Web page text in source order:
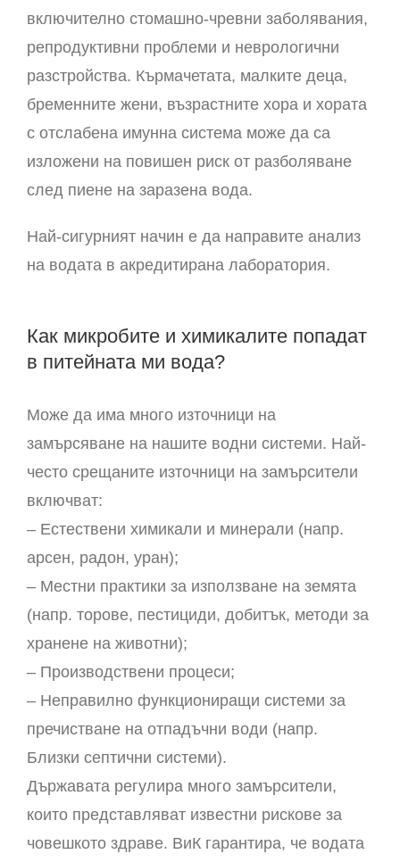
включително стомашно-чревни заболявания,
репродуктивни проблеми и неврологични
разстройства. Кърмачетата, малките деца,
бременните жени, възрастните хора и хората
с отслабена имунна система може да са
изложени на повишен риск от разболяване
след пиене на заразена вода.
Най-сигурният начин е да направите анализ
на водата в акредитирана лаборатория.
Как микробите и химикалите попадат
в питейната ми вода?
Може да има много източници на
замърсяване на нашите водни системи. Най-
често срещаните източници на замърсители
включват:
– Естествени химикали и минерали (напр.
арсен, радон, уран);
– Местни практики за използване на земята
(напр. торове, пестициди, добитък, методи за
хранене на животни);
– Производствени процеси;
– Неправилно функциониращи системи за
пречистване на отпадъчни води (напр.
Близки септични системи).
Държавата регулира много замърсители,
които представляват известни рискове за
човешкото здраве. ВиК гарантира, че водата